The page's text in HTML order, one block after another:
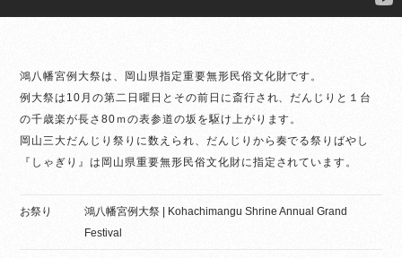
鴻八幡宮例大祭は、岡山県指定重要無形民俗文化財です。
例大祭は10月の第二日曜日とその前日に斎行され、だんじりと１台
の千歳楽が長さ80ｍの表参道の坂を駆け上がります。
岡山三大だんじり祭りに数えられ、だんじりから奏でる祭りばやし
『しゃぎり』は岡山県重要無形民俗文化財に指定されています。
お祭り
鴻八幡宮例大祭 | Kohachimangu Shrine Annual Grand
Festival